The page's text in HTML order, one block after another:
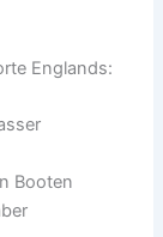
Englands:
Booten